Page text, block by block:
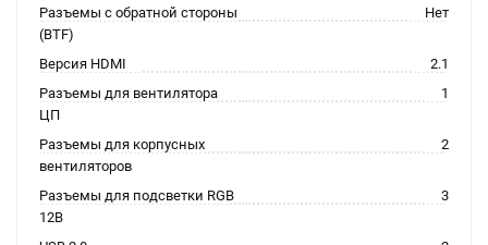
Разъемы с обратной стороны
(BTF)
Нет
Версия HDMI
2.1
Разъемы для вентилятора
ЦП
1
Разъемы для корпусных
вентиляторов
2
Разъемы для подсветки RGB
12В
3